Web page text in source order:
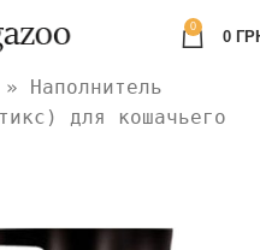
0
0
» Наполнитель
для кошачьего